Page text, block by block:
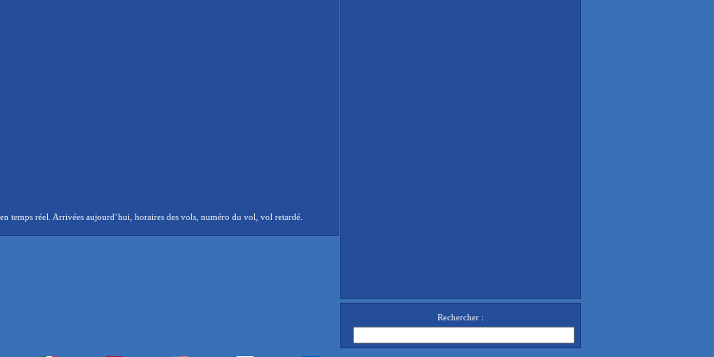
temps réel. Arrivées aujourd’hui, horaires des vols, numéro du vol, vol retardé.
Rechercher :